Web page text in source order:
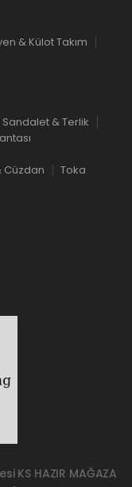
& Külot Takım
Sandalet & Terlik
Cüzdan Toka
KS HAZIR MAĞAZA